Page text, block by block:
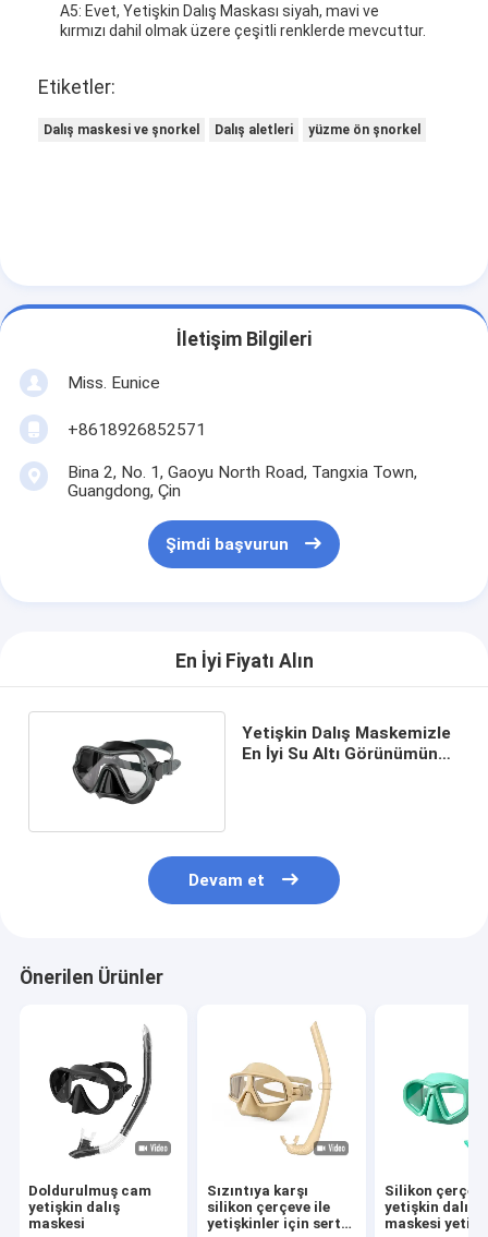
A5: Evet, Yetişkin Dalış Maskası siyah, mavi ve
kırmızı dahil olmak üzere çeşitli renklerde mevcuttur.
Etiketler:
Dalış maskesi ve şnorkel Dalış aletleri yüzme ön şnorkel
İletişim Bilgileri
Miss. Eunice
+8618926852571
Bina 2, No. 1, Gaoyu North Road, Tangxia Town,
Guangdong, Çin
Şimdi başvurun
En İyi Fiyatı Alın
Yetişkin Dalış Maskemizle
En İyi Su Altı Görünümünü
Devam et
Önerilen Ürünler
Doldurulmuş cam
yetişkin dalış
maskesi
Sızıntıya karşı
silikon çerçeve ile
yetişkinler için sert
Silikon
yetişkin dalış
maskesi